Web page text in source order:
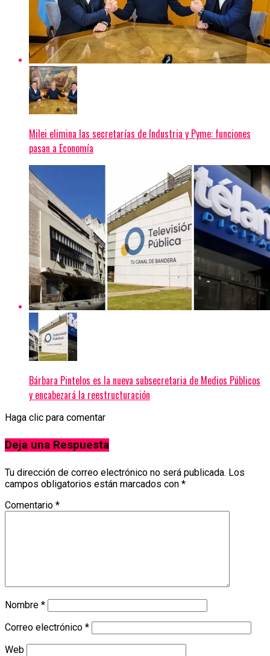
Milei elimina las secretarías de Industria y Pyme: funciones
pasan a Economía
Bárbara Pintelos es la nueva subsecretaria de Medios Públicos
y encabezará la reestructuración
Haga clic para comentar
Deja una Respuesta
Tu dirección de correo electrónico no será publicada. Los
campos obligatorios están marcados con *
Comentario *
Nombre *
Correo electrónico *
Web